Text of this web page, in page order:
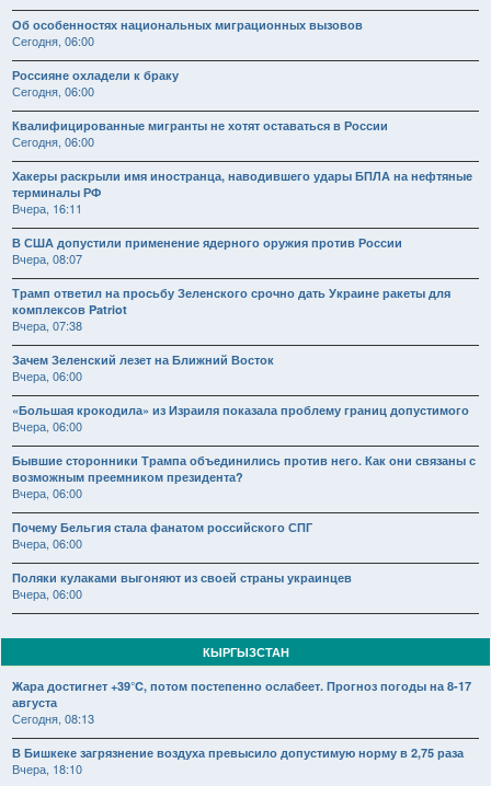
Об особенностях национальных миграционных вызовов
Сегодня, 06:00
Россияне охладели к браку
Сегодня, 06:00
Квалифицированные мигранты не хотят оставаться в России
Сегодня, 06:00
Хакеры раскрыли имя иностранца, наводившего удары БПЛА на нефтяные
терминалы РФ
Вчера, 16:11
В США допустили применение ядерного оружия против России
Вчера, 08:07
Трамп ответил на просьбу Зеленского срочно дать Украине ракеты для
комплексов Patriot
Вчера, 07:38
Зачем Зеленский лезет на Ближний Восток
Вчера, 06:00
«Большая крокодила» из Израиля показала проблему границ допустимого
Вчера, 06:00
Бывшие сторонники Трампа объединились против него. Как они связаны с
возможным преемником президента?
Вчера, 06:00
Почему Бельгия стала фанатом российского СПГ
Вчера, 06:00
Поляки кулаками выгоняют из своей страны украинцев
Вчера, 06:00
КЫРГЫЗСТАН
Жара достигнет +39°C, потом постепенно ослабеет. Прогноз погоды на 8-17
августа
Сегодня, 08:13
В Бишкеке загрязнение воздуха превысило допустимую норму в 2,75 раза
Вчера, 18:10